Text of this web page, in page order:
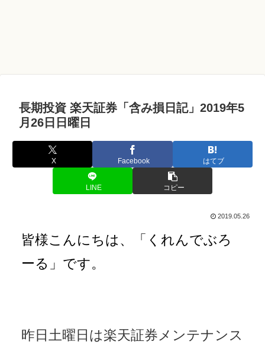
長期投資 楽天証券「含み損日記」2019年5
月26日日曜日
X Facebook はてブ
LINE コピー
2019.05.26
皆様こんにちは、「くれんでぶろ
ーる」です。
昨日土曜日は楽天証券メンテナンス